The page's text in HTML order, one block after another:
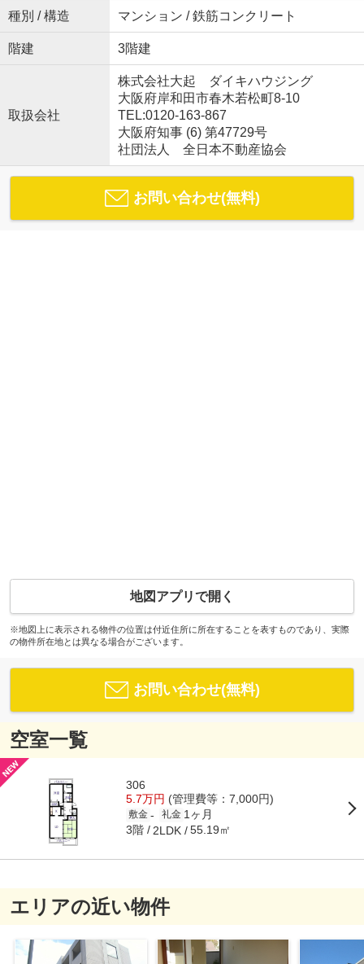
種別 / 構造 マンション / 鉄筋コンクリート
階建 3階建
取扱会社
株式会社大起 ダイキハウジング
大阪府岸和田市春木若松町8-10
TEL:0120-163-867
大阪府知事 (6) 第47729号
社団法人 全日本不動産協会
お問い合わせ(無料)
地図アプリで開く
※地図上に表示される物件の位置は付近住所に所在することを表すものであり、実際
の物件所在地とは異なる場合がございます。
お問い合わせ(無料)
空室一覧
306
5.7万円 (管理費等：7,000円)
敷金 - 礼金 1ヶ月
3階 2LDK 55.19㎡
エリアの近い物件